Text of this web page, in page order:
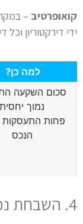
קואופרטיב –
ידי דירקטוריון
למה כן?
סכום השקעה
נמוך יחסית
פחות התעסקות
הנכס
4. השבחת נכס (לטווח קצר)